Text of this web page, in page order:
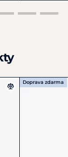
Doprava zdarma